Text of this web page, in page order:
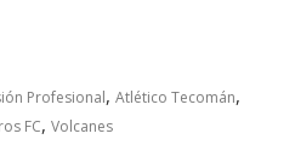
Profesional,Atlético Tecomán,
FC,Volcanes